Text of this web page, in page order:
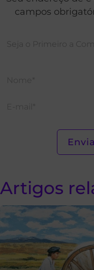
campos
Artigos